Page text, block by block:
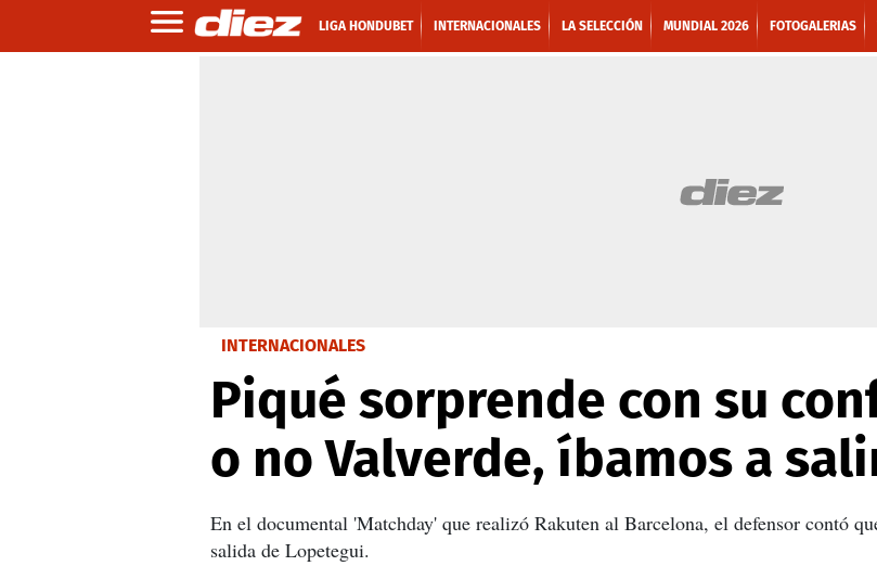
LIGA HONDUBET INTERNACIONALES LA SELECCIÓN MUNDIAL 2026 FOTOGALERIAS
INTERNACIONALES
Piqué sorprende con su
o no Valverde, íbamos a
En el documental 'Matchday' que realizó Rakuten al Barcelona, el defensor contó
salida de Lopetegui.